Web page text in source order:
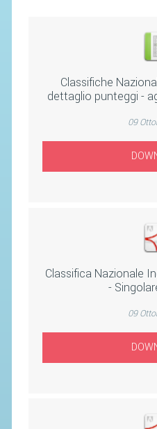
Classifiche
dettaglio punteggi -
09
Classifica Nazionale
-
09
AVVISI
GIUSTIZIA